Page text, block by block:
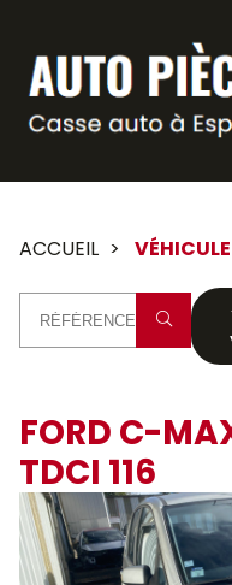
ACCUEIL
FORD C-
TDCI 116